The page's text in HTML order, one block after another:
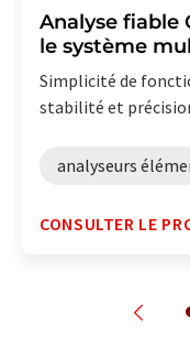
Analyse fiable
le système
Simplicité de
stabilité et
analyseurs
CONSULTER LE